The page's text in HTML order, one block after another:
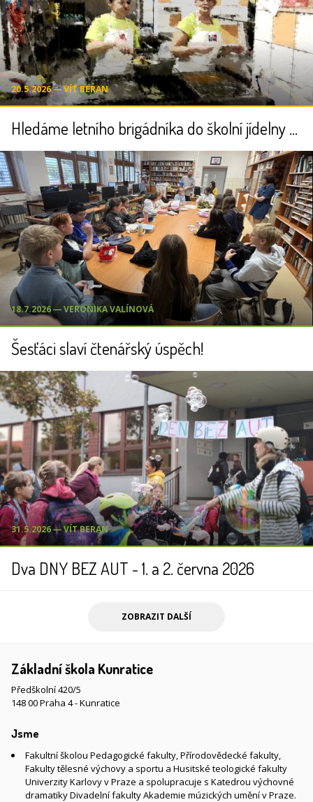
20.5.2026 ― VÍT BERAN
Hledáme letního brigádníka do školní jídelny (příměstské tábory)
18.7.2026 ― VERONIKA VALÍNOVÁ
Šesťáci slaví čtenářský úspěch!
31.5.2026 ― VÍT BERAN
Dva DNY BEZ AUT - 1. a 2. června 2026
ZOBRAZIT DALŠÍ
Základní škola Kunratice
Předškolní 420/5
148 00 Praha 4 - Kunratice
Jsme
Fakultní školou Pedagogické fakulty, Přírodovědecké fakulty,
Fakulty tělesné výchovy a sportu a Husitské teologické fakulty
Univerzity Karlovy v Praze a spolupracuje s Katedrou výchovné
dramatiky Divadelní fakulty Akademie múzických umění v Praze.